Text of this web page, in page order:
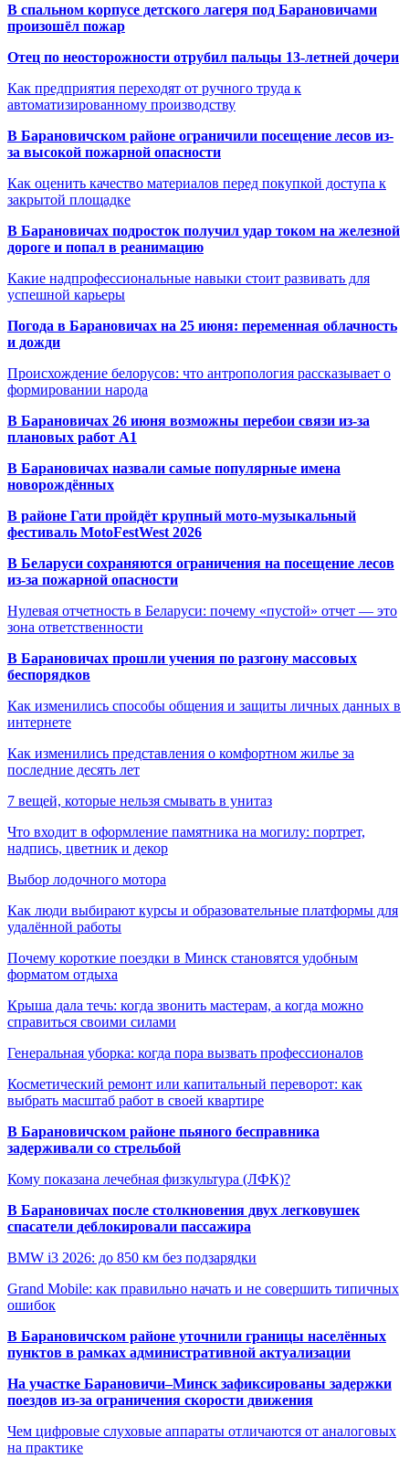
В спальном корпусе детского лагеря под Барановичами
произошёл пожар
Отец по неосторожности отрубил пальцы 13-летней дочери
Как предприятия переходят от ручного труда к
автоматизированному производству
В Барановичском районе ограничили посещение лесов из-
за высокой пожарной опасности
Как оценить качество материалов перед покупкой доступа к
закрытой площадке
В Барановичах подросток получил удар током на железной
дороге и попал в реанимацию
Какие надпрофессиональные навыки стоит развивать для
успешной карьеры
Погода в Барановичах на 25 июня: переменная облачность
и дожди
Происхождение белорусов: что антропология рассказывает о
формировании народа
В Барановичах 26 июня возможны перебои связи из-за
плановых работ A1
В Барановичах назвали самые популярные имена
новорождённых
В районе Гати пройдёт крупный мото-музыкальный
фестиваль MotoFestWest 2026
В Беларуси сохраняются ограничения на посещение лесов
из-за пожарной опасности
Нулевая отчетность в Беларуси: почему «пустой» отчет — это
зона ответственности
В Барановичах прошли учения по разгону массовых
беспорядков
Как изменились способы общения и защиты личных данных в
интернете
Как изменились представления о комфортном жилье за
последние десять лет
7 вещей, которые нельзя смывать в унитаз
Что входит в оформление памятника на могилу: портрет,
надпись, цветник и декор
Выбор лодочного мотора
Как люди выбирают курсы и образовательные платформы для
удалённой работы
Почему короткие поездки в Минск становятся удобным
форматом отдыха
Крыша дала течь: когда звонить мастерам, а когда можно
справиться своими силами
Генеральная уборка: когда пора вызвать профессионалов
Косметический ремонт или капитальный переворот: как
выбрать масштаб работ в своей квартире
В Барановичском районе пьяного бесправника
задерживали со стрельбой
Кому показана лечебная физкультура (ЛФК)?
В Барановичах после столкновения двух легковушек
спасатели деблокировали пассажира
BMW i3 2026: до 850 км без подзарядки
Grand Mobile: как правильно начать и не совершить типичных
ошибок
В Барановичском районе уточнили границы населённых
пунктов в рамках административной актуализации
На участке Барановичи–Минск зафиксированы задержки
поездов из-за ограничения скорости движения
Чем цифровые слуховые аппараты отличаются от аналоговых
на практике